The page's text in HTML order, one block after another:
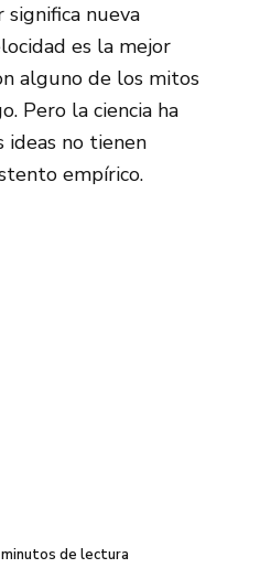
significa nueva
es la mejor
alguno de los mitos
Pero la ciencia ha
ideas no tienen
empírico.
minutos de lectura